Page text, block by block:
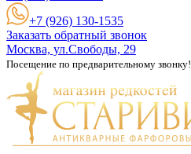
+7 (926) 130-1535
Заказать обратный звонок
Москва, ул.Свободы, 29
Посещение по предварительному звонку!